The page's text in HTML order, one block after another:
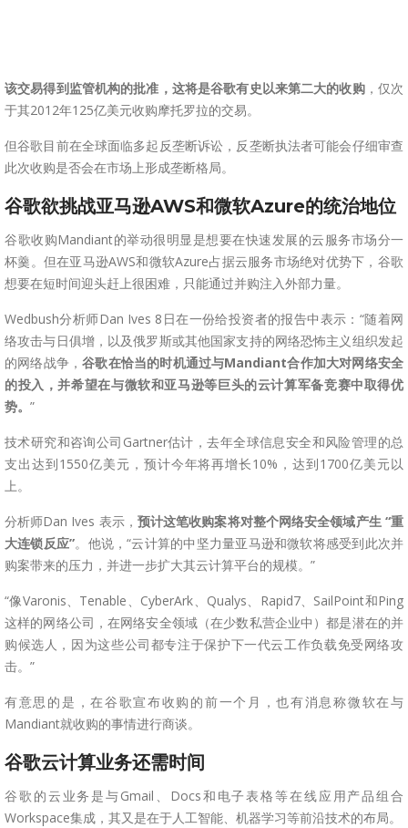
该交易得到监管机构的批准，这将是谷歌有史以来第二大的收购，仅次
于其2012年125亿美元收购摩托罗拉的交易。
但谷歌目前在全球面临多起反垄断诉讼，反垄断执法者可能会仔细审查
此次收购是否会在市场上形成垄断格局。
谷歌欲挑战亚马逊AWS和微软Azure的统治地位
谷歌收购Mandiant的举动很明显是想要在快速发展的云服务市场分一
杯羹。但在亚马逊AWS和微软Azure占据云服务市场绝对优势下，谷歌
想要在短时间迎头赶上很困难，只能通过并购注入外部力量。
Wedbush分析师Dan Ives 8日在一份给投资者的报告中表示：“随着网
络攻击与日俱增，以及俄罗斯或其他国家支持的网络恐怖主义组织发起
的网络战争，谷歌在恰当的时机通过与Mandiant合作加大对网络安全
的投入 ，并希望在与微软和亚马逊等巨头的云计算军备竞赛中取得优
势。 ”
技术研究和咨询公司Gartner估计，去年全球信息安全和风险管理的总
支出达到1550亿美元，预计今年将再增长10%，达到1700亿美元以
上。
分析师Dan Ives 表示， 预计这笔收购案将对整个网络安全领域产生 “重
大连锁反应”。他说，“云计算的中坚力量亚马逊和微软将感受到此次并
购案带来的压力，并进一步扩大其云计算平台的规模。”
“像Varonis、Tenable、CyberArk、Qualys、Rapid7、SailPoint和Ping
这样的网络公司，在网络安全领域（在少数私营企业中）都是潜在的并
购候选人，因为这些公司都专注于保护下一代云工作负载免受网络攻
击。”
有意思的是，在谷歌宣布收购的前一个月，也有消息称微软在与
Mandiant就收购的事情进行商谈。
谷歌云计算业务还需时间
谷歌的云业务是与Gmail、Docs和电子表格等在线应用产品组合
Workspace集成，其又是在于人工智能、机器学习等前沿技术的布局。